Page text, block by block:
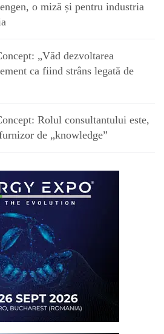
o miză și pentru industria
„Văd dezvoltarea
ca fiind strâns legată de
Rolul consultantului este,
de „knowledge”